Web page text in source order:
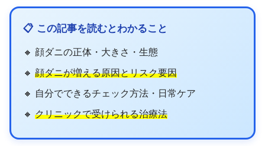
📋 この記事を読むとわかること
🔸 顔ダニの正体・大きさ・生態
🔸 顔ダニが増える原因とリスク要因
🔸 自分でできるチェック方法・日常ケア
🔸 クリニックで受けられる治療法